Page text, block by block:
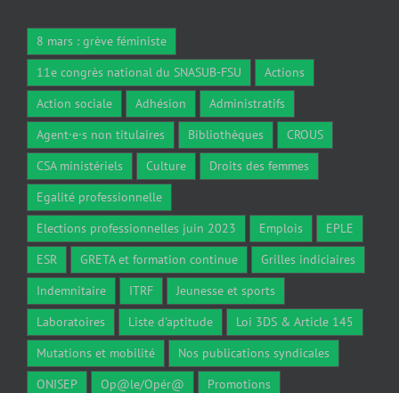
8 mars : grève féministe
11e congrès national du SNASUB-FSU
Actions
Action sociale
Adhésion
Administratifs
Agent·e·s non titulaires
Bibliothèques
CROUS
CSA ministériels
Culture
Droits des femmes
Egalité professionnelle
Elections professionnelles juin 2023
Emplois
EPLE
ESR
GRETA et formation continue
Grilles indiciaires
Indemnitaire
ITRF
Jeunesse et sports
Laboratoires
Liste d'aptitude
Loi 3DS & Article 145
Mutations et mobilité
Nos publications syndicales
ONISEP
Op@le/Opér@
Promotions